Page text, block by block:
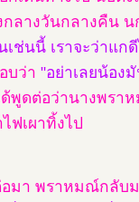
ลางวันกลางคืน
เช่นนี้ เราจะว่าแก
บว่า "อย่าเลยน้อง
พูดต่อว่านางพรา
ฟเผาทิ้งไป
มา พราหมณ์กลับ